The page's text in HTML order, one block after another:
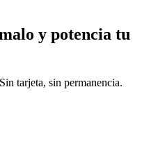
y potencia tu
tarjeta, sin permanencia.